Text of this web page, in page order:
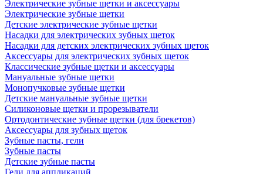
Электрические зубные щетки и аксессуары
Электрические зубные щетки
Детские электрические зубные щетки
Насадки для электрических зубных щеток
Насадки для детских электрических зубных щеток
Аксессуары для электрических зубных щеток
Классические зубные щетки и аксессуары
Мануальные зубные щетки
Монопучковые зубные щетки
Детские мануальные зубные щетки
Силиконовые щетки и прорезыватели
Ортодонтические зубные щетки (для брекетов)
Аксессуары для зубных щеток
Зубные пасты, гели
Зубные пасты
Детские зубные пасты
Гели для аппликаций